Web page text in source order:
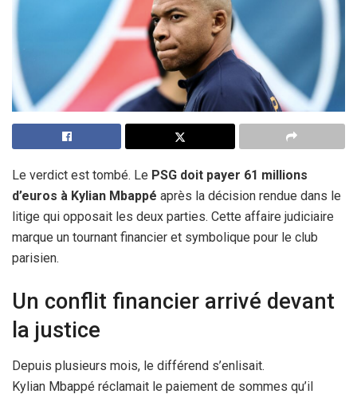
Le verdict est tombé. Le PSG doit payer 61 millions
d’euros à Kylian Mbappé après la décision rendue dans le
litige qui opposait les deux parties. Cette affaire judiciaire
marque un tournant financier et symbolique pour le club
parisien.
Un conflit financier arrivé devant
la justice
Depuis plusieurs mois, le différend s’enlisait.
Kylian Mbappé réclamait le paiement de sommes qu’il